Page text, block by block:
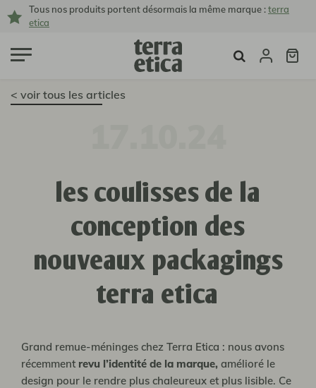
Tous nos produits portent désormais la même marque :terra
etica
< voir tous les articles
les coulisses de la
conception des
nouveaux packagings
terra etica
Grand remue-méninges chez Terra Etica : nous avons
récemment revu l’identité de la marque, amélioré le
design pour le rendre plus chaleureux et plus lisible. Ce